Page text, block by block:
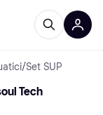
/Set SUP
Tech